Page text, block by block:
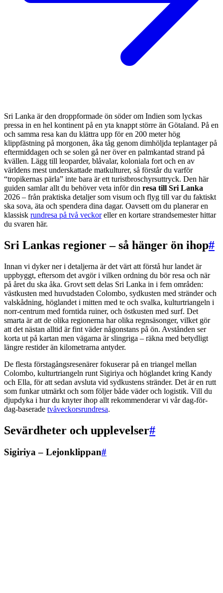
Sri Lanka är den droppformade ön söder om Indien som lyckas
pressa in en hel kontinent på en yta knappt större än Götaland. På en
och samma resa kan du klättra upp för en 200 meter hög
klippfästning på morgonen, åka tåg genom dimhöljda teplantager på
eftermiddagen och se solen gå ner över en palmkantad strand på
kvällen. Lägg till leoparder, blåvalar, koloniala fort och en av
världens mest underskattade matkulturer, så förstår du varför
“tropikernas pärla” inte bara är ett turistbroschyrsuttryck. Den här
guiden samlar allt du behöver veta inför din resa till Sri Lanka
2026 – från praktiska detaljer som visum och flyg till var du faktiskt
ska sova, äta och spendera dina dagar. Oavsett om du planerar en
klassisk rundresa på två veckoreller en kortare strandsemester hittar
du svaren här.
Sri Lankas regioner – så hänger ön ihop#
Innan vi dyker ner i detaljerna är det värt att förstå hur landet är
uppbyggt, eftersom det avgör i vilken ordning du bör resa och när
på året du ska åka. Grovt sett delas Sri Lanka in i fem områden:
västkusten med huvudstaden Colombo, sydkusten med stränder och
valskådning, höglandet i mitten med te och svalka, kulturtriangeln i
norr-centrum med forntida ruiner, och östkusten med surf. Det
smarta är att de olika regionerna har olika regnsäsonger, vilket gör
att det nästan alltid är fint väder någonstans på ön. Avstånden ser
korta ut på kartan men vägarna är slingriga – räkna med betydligt
längre restider än kilometrarna antyder.
De flesta förstagångsresenärer fokuserar på en triangel mellan
Colombo, kulturtriangeln runt Sigiriya och höglandet kring Kandy
och Ella, för att sedan avsluta vid sydkustens stränder. Det är en rutt
som funkar utmärkt och som följer både väder och logistik. Vill du
djupdyka i hur du knyter ihop allt rekommenderar vi vår dag-för-
dag-baserade tvåveckorsrundresa.
Sevärdheter och upplevelser#
Sigiriya – Lejonklippan#